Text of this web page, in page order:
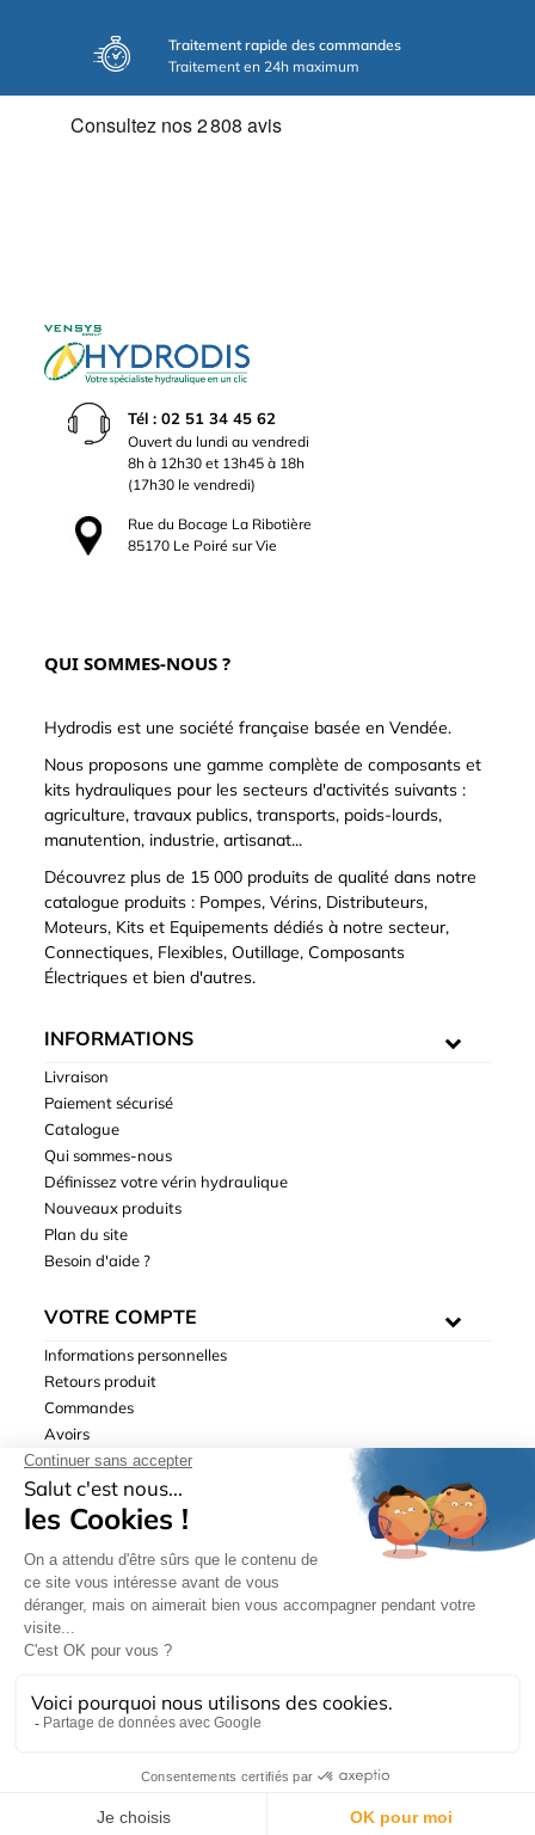
Traitement rapide des commandes
Traitement en 24h maximum
Tél : 02 51 34 45 62
Ouvert du lundi au vendredi
8h à 12h30 et 13h45 à 18h
(17h30 le vendredi)
Rue du Bocage La Ribotière
85170 Le Poiré sur Vie
QUI SOMMES-NOUS ?
Hydrodis est une société française basée en Vendée.
Nous proposons une gamme complète de composants et
kits hydrauliques pour les secteurs d'activités suivants :
agriculture, travaux publics, transports, poids-lourds,
manutention, industrie, artisanat...
Découvrez plus de 15 000 produits de qualité dans notre
catalogue produits : Pompes, Vérins, Distributeurs,
Moteurs, Kits et Equipements dédiés à notre secteur,
Connectiques, Flexibles, Outillage, Composants
Électriques et bien d'autres.
INFORMATIONS
Livraison
Paiement sécurisé
Catalogue
Qui sommes-nous
Définissez votre vérin hydraulique
Nouveaux produits
Plan du site
Besoin d'aide ?
VOTRE COMPTE
Informations personnelles
Retours produit
Commandes
Avoirs
Adresses
Bons de réduction
de ventes| © Hydrodis 2003-2026. Tous droits réservés